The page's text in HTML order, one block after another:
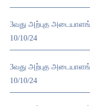
3வது அற்புத
10/10/24
3வது அற்புத
10/10/24